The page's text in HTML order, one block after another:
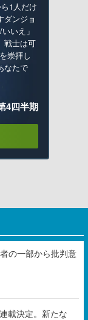
1人だけ
ダンジョ
いえ」
戦士は可
崇拝し
なたで
4四半期
の一部から批判意
載決定。新たな